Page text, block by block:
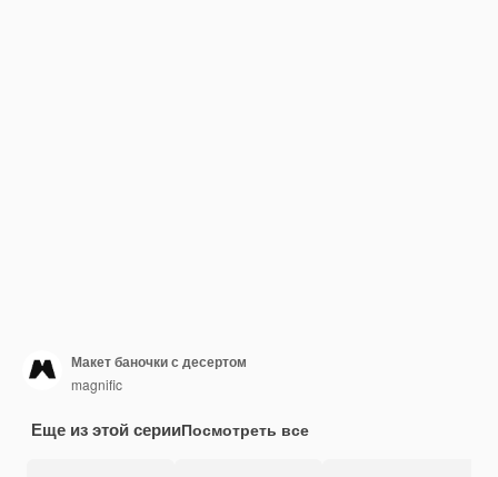
Макет баночки с десертом
magnific
Еще из этой серииПосмотреть все